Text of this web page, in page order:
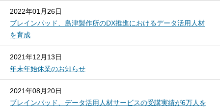
2022年01月26日
ブレインパッド、島津製作所のDX推進におけるデータ活用人材
を育成
2021年12月13日
年末年始休業のお知らせ
2021年08月20日
ブレインパッド、データ活用人材サービスの受講実績が6万人を